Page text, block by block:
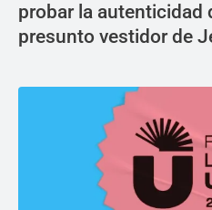
probar la autenticidad
presunto vestidor de